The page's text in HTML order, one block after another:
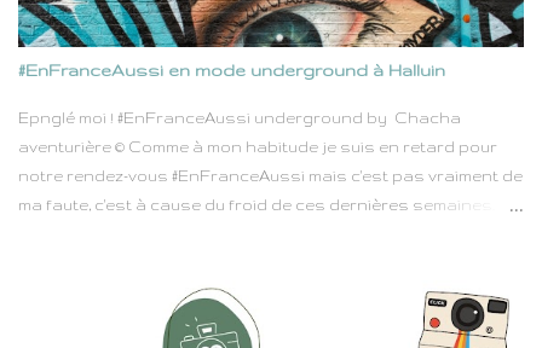
de sa majestueuse vieille ville est un délice. Que Lindos attire
trop de touristes mais que sa plage au sable fin appelle à la
rêverie, tandis que l'intérieur de l'île qui regorge de petites
#EnFranceAussi en mode underground à Halluin
Epnglé moi ! #EnFranceAussi underground by Chacha
aventurière © Comme à mon habitude je suis en retard pour
notre rendez-vous #EnFranceAussi mais c'est pas vraiment de
ma faute, c'est à cause du froid de ces dernières semaines.
Sabrina la boss de #EnfranceAussi avec un thème pas piqué
des vers, et qui pourtant envoie du lourd : Underground. Nous